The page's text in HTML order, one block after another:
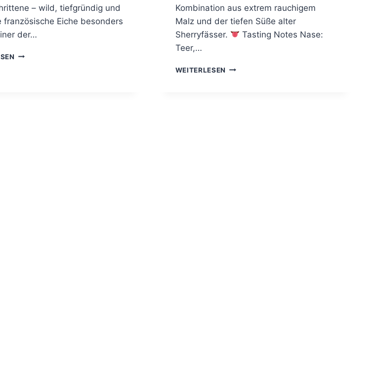
– wild, tiefgründig und
französische Eiche besonders
der…
ARDBEG
Kombination aus extrem rauchigem
Malz und der tiefen Süße alter
Sherryfässer.
Tasting Notes Nase:
Teer,…
WEITERLESEN ARDBEG